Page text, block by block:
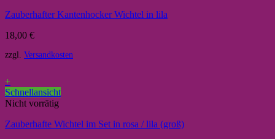
Zauberhafter Kantenhocker Wichtel in lila
18,00 €
zzgl. Versandkosten
+
Schnellansicht
Nicht vorrätig
Zauberhafte Wichtel im Set in rosa / lila (groß)